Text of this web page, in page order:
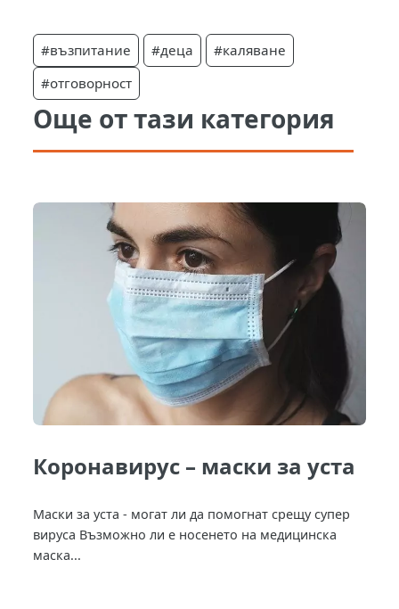
#възпитание #деца
#каляване
#отговорност
Още от тази категория
Коронавирус – маски за уста
Маски за уста - могат ли да помогнат срещу супер
вируса Възможно ли е носенето на медицинска
маска...